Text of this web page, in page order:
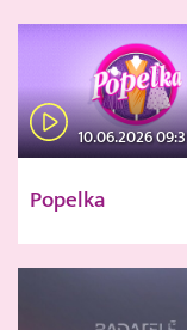
10.06.2026
Popelka